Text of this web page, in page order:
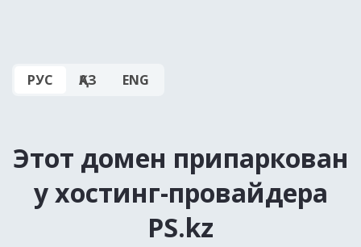
РУС ҚАЗ ENG
Этот домен припаркован
у хостинг-провайдера
PS.kz